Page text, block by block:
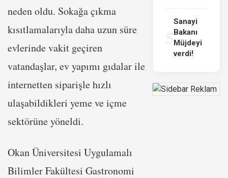
neden oldu. Sokağa çıkma
kısıtlamalarıyla daha uzun süre
evlerinde vakit geçiren
vatandaşlar, ev yapımı gıdalar ile
internetten siparişle hızlı
ulaşabildikleri yeme ve içme
sektörüne yöneldi.
Okan Üniversitesi Uygulamalı
Bilimler Fakültesi Gastronomi
Sanayi
Bakanı
Müjdeyi
verdi!